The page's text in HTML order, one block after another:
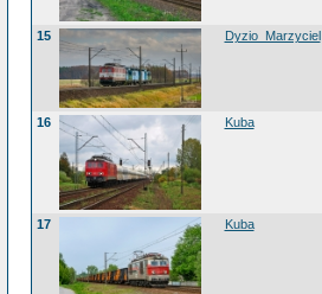
15 Dyzio_Marzyciel
16 Kuba
17 Kuba